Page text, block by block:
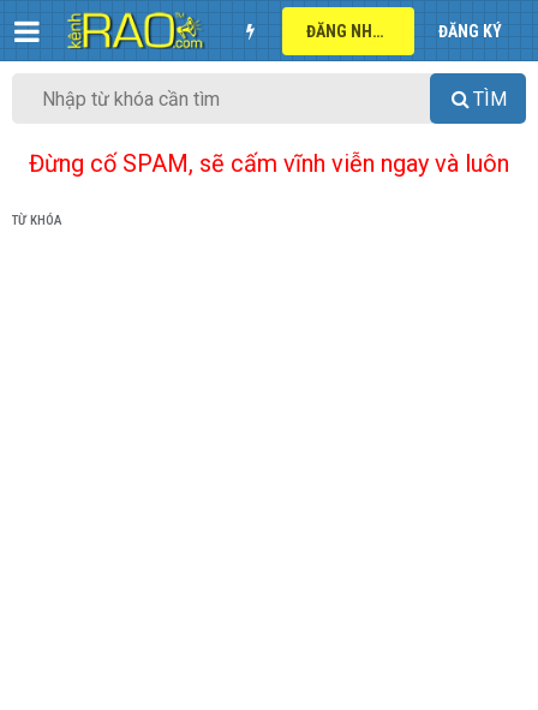
ĐĂNG NHẬP ĐĂNG KÝ
TÌM
Đừng cố SPAM, sẽ cấm vĩnh viễn ngay và luôn
TỪ KHÓA